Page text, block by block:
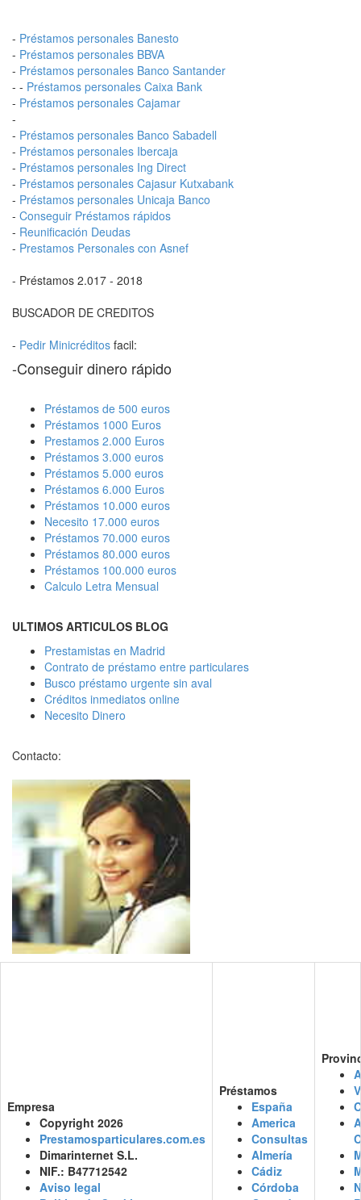
- Préstamos personales Banesto
- Préstamos personales BBVA
- Préstamos personales Banco Santander
- - Préstamos personales Caixa Bank
- Préstamos personales Cajamar
-
- Préstamos personales Banco Sabadell
- Préstamos personales Ibercaja
- Préstamos personales Ing Direct
- Préstamos personales Cajasur Kutxabank
- Préstamos personales Unicaja Banco
- Conseguir Préstamos rápidos
- Reunificación Deudas
- Prestamos Personales con Asnef
- Préstamos 2.017 - 2018
BUSCADOR DE CREDITOS
- Pedir Minicréditos facil:
-Conseguir dinero rápido
Préstamos de 500 euros
Préstamos 1000 Euros
Prestamos 2.000 Euros
Préstamos 3.000 euros
Préstamos 5.000 euros
Préstamos 6.000 Euros
Préstamos 10.000 euros
Necesito 17.000 euros
Préstamos 70.000 euros
Préstamos 80.000 euros
Préstamos 100.000 euros
Calculo Letra Mensual
ULTIMOS ARTICULOS BLOG
Prestamistas en Madrid
Contrato de préstamo entre particulares
Busco préstamo urgente sin aval
Créditos inmediatos online
Necesito Dinero
Contacto:
Empresa
Copyright 2026
Prestamosparticulares.com.es
Dimarinternet S.L.
NIF.: B47712542
Aviso legal
Préstamos
España
America
Consultas
Almería
Cádiz
Córdoba
A